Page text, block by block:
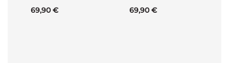
69,90 € 69,90 €